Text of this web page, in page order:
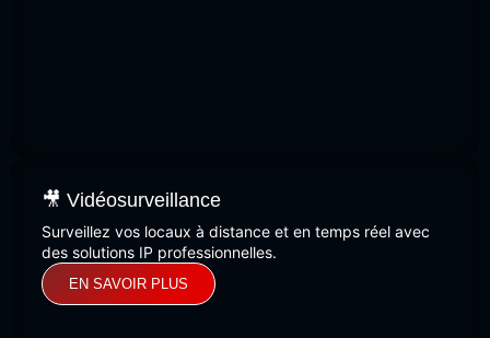
🎥 Vidéosurveillance
Surveillez vos locaux à distance et en temps réel avec
des solutions IP professionnelles.
EN SAVOIR PLUS